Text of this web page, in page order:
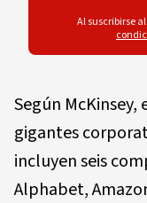
Al suscribirse
Según
gigantes
incluyen seis
Alphabet,